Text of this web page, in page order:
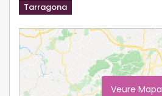
Tarragona
Veure Mapa